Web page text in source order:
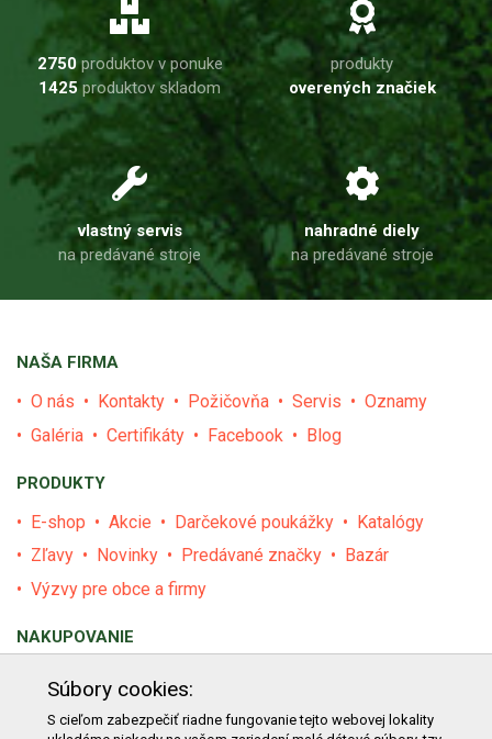
2750produktov v ponuke
1425produktov skladom
produkty
overených značiek
vlastný servis
na predávané stroje
nahradné diely
na predávané stroje
NAŠA FIRMA
O nás Kontakty Požičovňa Servis
Oznamy
Galéria
Certifikáty Facebook Blog
PRODUKTY
E-shop Akcie Darčekové poukážky
Katalógy
Zľavy
Novinky Predávané značky
Bazár
Výzvy pre obce a firmy
NAKUPOVANIE
Obchodné podmienky
Reklamačný poriadok
Reklamačný protokol
Súbory cookies:
S cieľom zabezpečiť riadne fungovanie tejto webovej lokality